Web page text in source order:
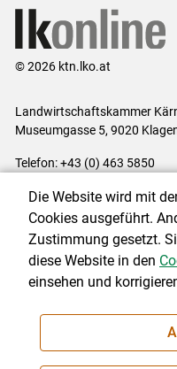
© 2026 ktn.lko.at
Landwirtschaftskammer
Museumgasse 5, 9020
Telefon: +43 (0) 463 5850
Impressum|Kontakt|
Cookie-Einstellungen
NEWSLETTER
Die Website wird mit
Cookies ausgeführt.
Zustimmung gesetzt.
diese Website in den
einsehen und